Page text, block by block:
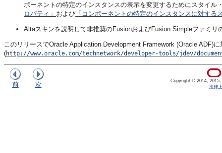
ポーネントの特定のインスタンスの表示を変更するためにスタイル
ロパティ」 および 「コンポーネントの特定のインスタンスに対する
Altaスキンを説明して非推奨のFusionおよびFusion Simpleファミリ
このリリースでOracle Application Development Framework (Oracle ADF)に
(http://www.oracle.com/technetwork/developer-tools/jdev/
前 次
Copyright © 2014,
法律